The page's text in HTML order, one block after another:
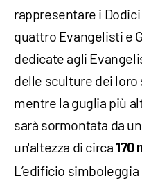
rappresentare i
quattro Evangelisti e
dedicate agli
delle sculture dei
mentre la guglia più
sarà sormontata da
un'altezza di circa 170
L’edificio